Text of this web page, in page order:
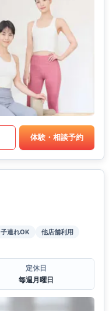
体験・相談予約
子連れOK
他店舗利用
定休日
毎週月曜日